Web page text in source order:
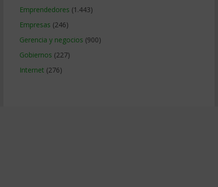
Emprendedores (1.443)
Empresas (246)
Gerencia y negocios (900)
Gobiernos (227)
Internet (276)